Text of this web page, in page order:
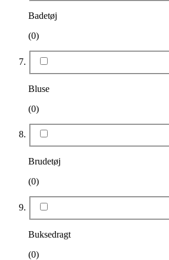
Badetøj
(0)
Bluse
(0)
Brudetøj
(0)
Buksedragt
(0)